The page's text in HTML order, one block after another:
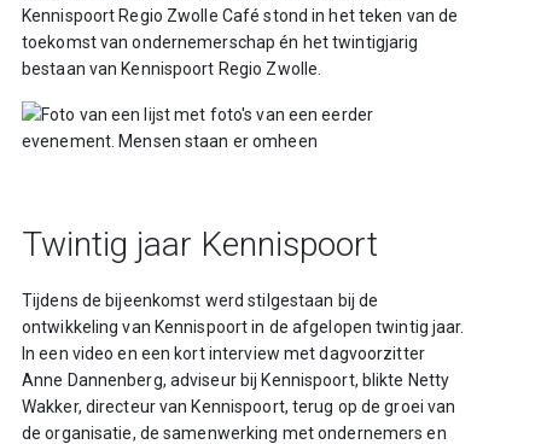
Kennispoort Regio Zwolle Café stond in het teken van de
toekomst van ondernemerschap én het twintigjarig
bestaan van Kennispoort Regio Zwolle.
Twintig jaar Kennispoort
Tijdens de bijeenkomst werd stilgestaan bij de
ontwikkeling van Kennispoort in de afgelopen twintig jaar.
In een video en een kort interview met dagvoorzitter
Anne Dannenberg, adviseur bij Kennispoort, blikte Netty
Wakker, directeur van Kennispoort, terug op de groei van
de organisatie, de samenwerking met ondernemers en